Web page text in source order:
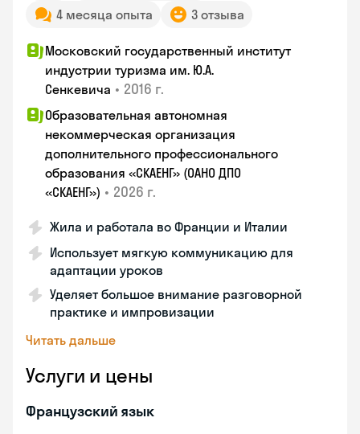
4 месяца опыта
3 отзыва
Московский государственный институт
индустрии туризма им. Ю.А.
Сенкевича • 2016 г.
Образовательная автономная
некоммерческая организация
дополнительного профессионального
образования «СКАЕНГ» (ОАНО ДПО
«СКАЕНГ») • 2026 г.
Жила и работала во Франции и Италии
Использует мягкую коммуникацию для
адаптации уроков
Уделяет большое внимание разговорной
практике и импровизации
Читать дальше
Услуги и цены
Французский язык